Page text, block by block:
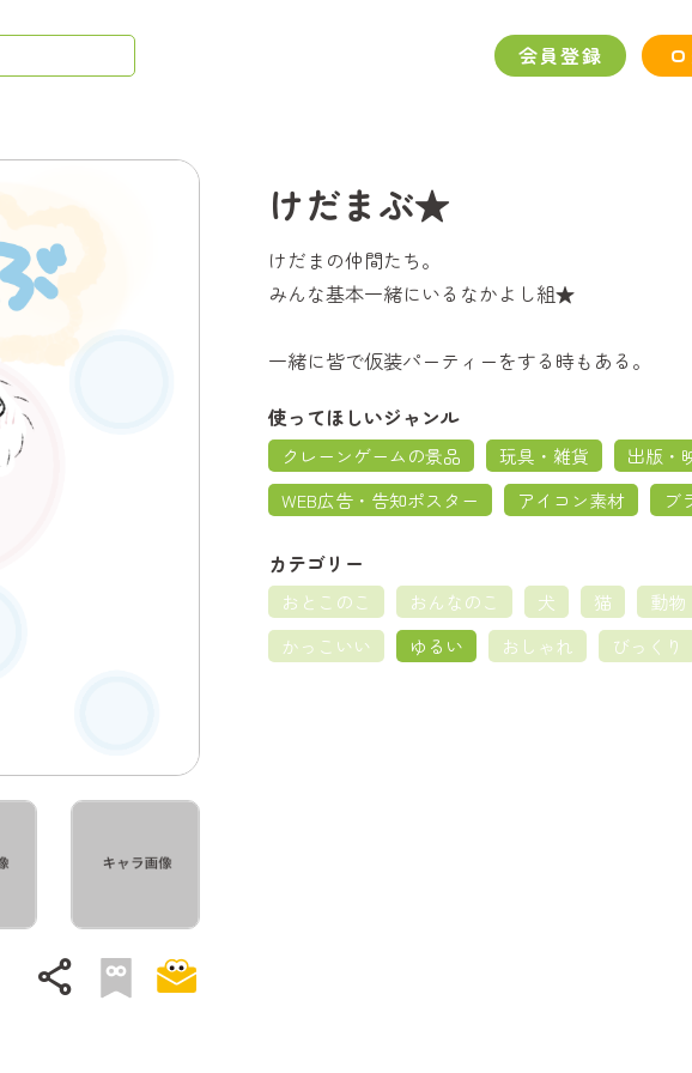
会員登録
share
けだまぶ★
けだまの仲間たち。
みんな基本一緒にいるなかよし組★
一緒に皆で仮装パーティーをする時もある。
使ってほしいジャンル
クレーンゲームの景品 玩具・雑貨
出版・
WEB広告・告知ポスター
アイコン素材 ブ
カテゴリー
おとこのこ おんなのこ 犬 猫 動物
かっこいい
ゆるい おしゃれ びっくり